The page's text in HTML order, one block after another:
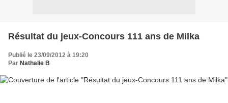
Résultat du jeux-Concours 111 ans de Milka
Publié le 23/09/2012 à 19:20
Par Nathalie B